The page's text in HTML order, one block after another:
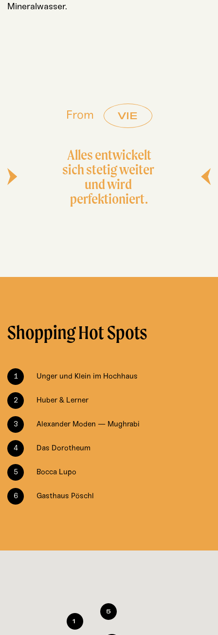
Mineralwasser.
From VIE
Alles ent­wi­ckelt
sich ste­tig weiter
und wird
perfektioniert.
Shopping Hot Spots
Unger und Klein im Hochhaus
Huber & Lerner
Alexander Moden — Mughrabi
Das Dorotheum
Bocca Lupo
Gasthaus Pöschl
1
5
1
5